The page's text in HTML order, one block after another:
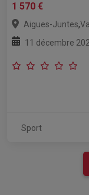
1 570 €
Aigues-Juntes,
11 décembre
Sport